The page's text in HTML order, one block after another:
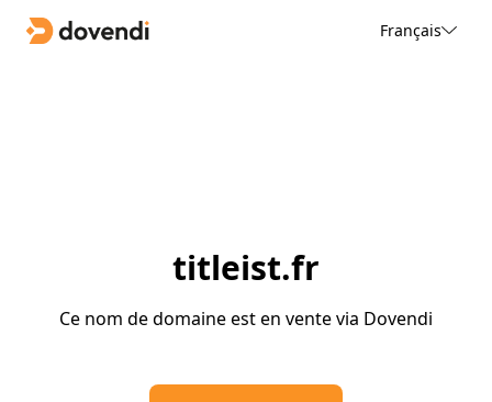
Français
titleist.fr
Ce nom de domaine est en vente via Dovendi